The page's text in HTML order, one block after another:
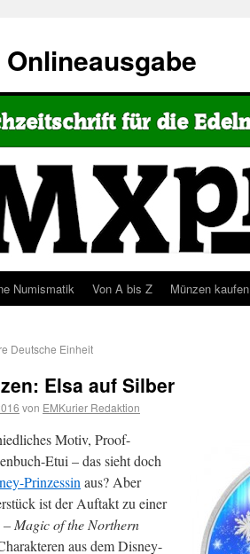
Numismatik Von A bis Z Münzen kaufen
Deutsche Einheit
Elsa auf Silber
von EMKurier Redaktion
Motiv, Proof-
Etui – das sieht doch
Prinzessin aus? Aber
ist der Auftakt zu einer
– Magic of the Northern
aus dem Disney-